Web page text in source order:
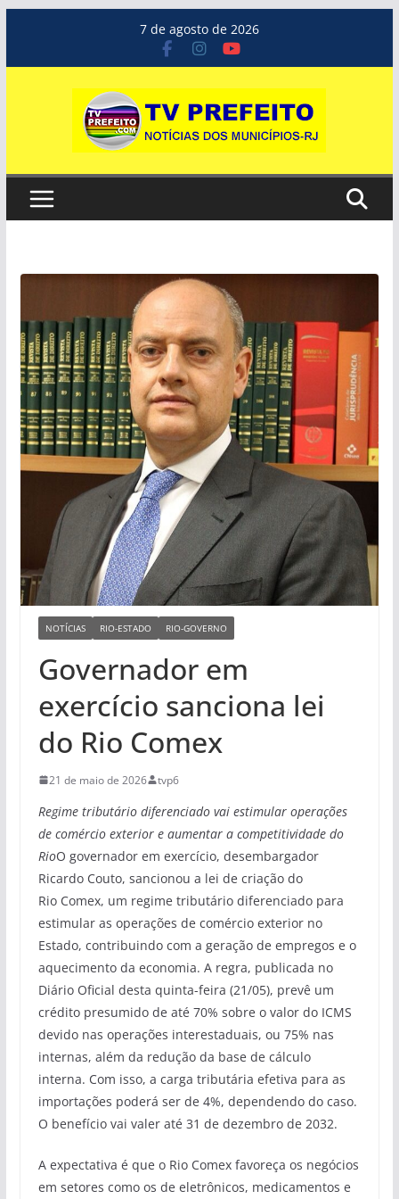
o
7 de agosto de 2026
NOTÍCIAS RIO-ESTADO RIO-GOVERNO
Governador em
exercício sanciona lei
do Rio Comex
21 de maio de 2026 tvp6
Regime tributário diferenciado vai estimular operações
de comércio exterior e aumentar a competitividade do
RioO governador em exercício, desembargador
Ricardo Couto, sancionou a lei de criação do
Rio Comex, um regime tributário diferenciado para
estimular as operações de comércio exterior no
Estado, contribuindo com a geração de empregos e o
aquecimento da economia. A regra, publicada no
Diário Oficial desta quinta-feira (21/05), prevê um
crédito presumido de até 70% sobre o valor do ICMS
devido nas operações interestaduais, ou 75% nas
internas, além da redução da base de cálculo
interna. Com isso, a carga tributária efetiva para as
importações poderá ser de 4%, dependendo do caso.
O benefício vai valer até 31 de dezembro de 2032.
A expectativa é que o Rio Comex favoreça os negócios
em setores como os de eletrônicos, medicamentos e